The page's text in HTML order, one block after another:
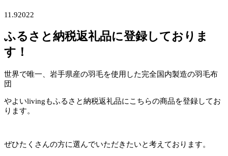
11.92022
ふるさと納税返礼品に登録しておりま
す！
世界で唯一、岩手県産の羽毛を使用した完全国内製造の羽毛布
団
やよいlivingもふるさと納税返礼品にこちらの商品を登録してお
ります。
ぜひたくさんの方に選んでいただきたいと考えております。